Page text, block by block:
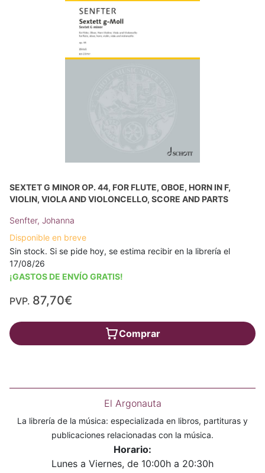
SEXTET G MINOR OP. 44, FOR FLUTE, OBOE, HORN IN F,
VIOLIN, VIOLA AND VIOLONCELLO, SCORE AND PARTS
Senfter, Johanna
Disponible en breve
Sin stock. Si se pide hoy, se estima recibir en la librería el
17/08/26
¡GASTOS DE ENVÍO GRATIS!
PVP. 87,70€
Comprar
El Argonauta
La librería de la música: especializada en libros, partituras y
publicaciones relacionadas con la música.
Horario:
Lunes a Viernes, de 10:00h a 20:30h